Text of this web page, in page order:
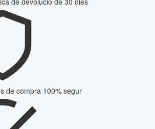
de compra 100% segur